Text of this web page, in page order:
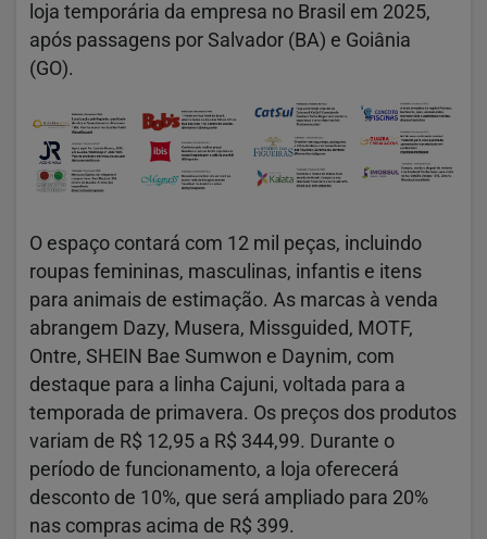
loja temporária da empresa no Brasil em 2025,
após passagens por Salvador (BA) e Goiânia
(GO).
O espaço contará com 12 mil peças, incluindo
roupas femininas, masculinas, infantis e itens
para animais de estimação. As marcas à venda
abrangem Dazy, Musera, Missguided, MOTF,
Ontre, SHEIN Bae Sumwon e Daynim, com
destaque para a linha Cajuni, voltada para a
temporada de primavera. Os preços dos produtos
variam de R$ 12,95 a R$ 344,99. Durante o
período de funcionamento, a loja oferecerá
desconto de 10%, que será ampliado para 20%
nas compras acima de R$ 399.